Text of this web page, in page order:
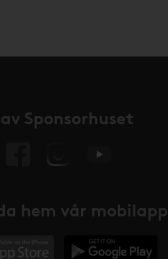
Sponsorhuset
hem vår mobilapp